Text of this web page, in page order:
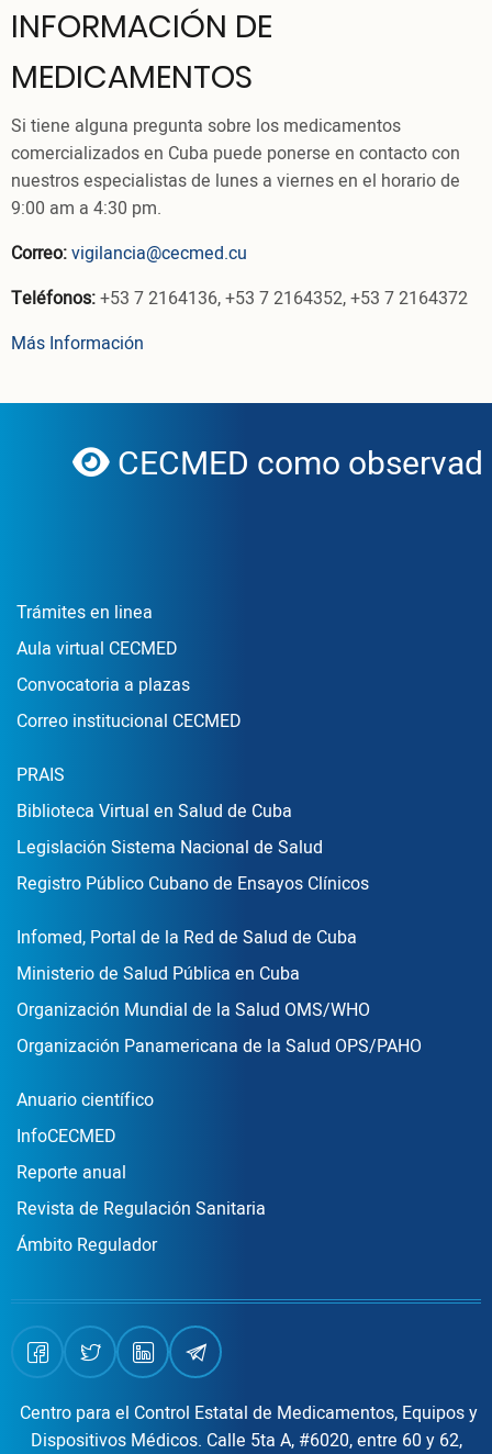
INFORMACIÓN DE
MEDICAMENTOS
Si tiene alguna pregunta sobre los medicamentos
comercializados en Cuba puede ponerse en contacto con
nuestros especialistas de lunes a viernes en el horario de
9:00 am a 4:30 pm.
Correo:vigilancia@cecmed.cu
Teléfonos:+53 7 2164136, +53 7 2164352, +53 7 2164372
Más Información
globe
CECMED como observador
Enlace Footer1
Trámites en linea
Aula virtual CECMED
Convocatoria a plazas
Correo institucional CECMED
Enlace Footer2
PRAIS
Biblioteca Virtual en Salud de Cuba
Legislación Sistema Nacional de Salud
Registro Público Cubano de Ensayos Clínicos
Enlace Footer3
Infomed, Portal de la Red de Salud de Cuba
Ministerio de Salud Pública en Cuba
Organización Mundial de la Salud OMS/WHO
Organización Panamericana de la Salud OPS/PAHO
Publicaciones
Anuario científico
InfoCECMED
Reporte anual
Revista de Regulación Sanitaria
Ámbito Regulador
Centro para el Control Estatal de Medicamentos, Equipos y
Dispositivos Médicos. Calle 5ta A, #6020, entre 60 y 62,